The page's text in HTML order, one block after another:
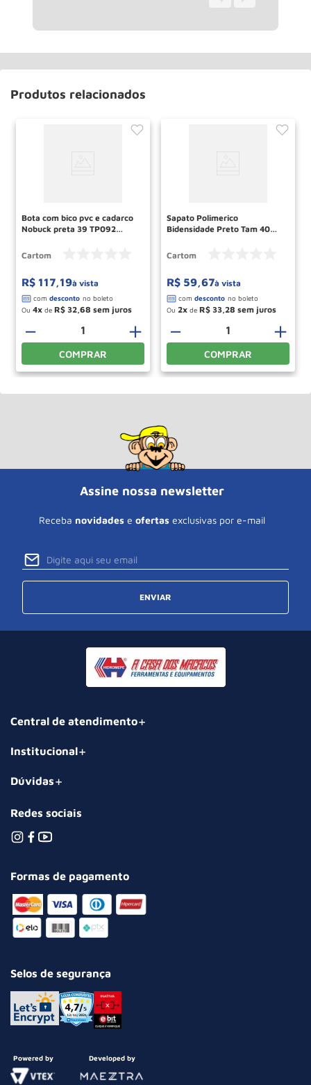
Produtos relacionados
Bota com bico pvc e cadarco
Nobuck preta 39 TP092
Cartom
R$ 117,19à vista
Ou 4 de R$ 32 68
＋
－
COMPRAR
Sapato Polimerico
Bidensidade Preto Tam 40
Cartom
R$ 59,67à vista
Ou 2 de R$ 33 28
＋
－
COMPRAR
Assine nossa newsletter
Receba novidades e ofertas exclusivas por e-mail
ENVIAR
Central de atendimento
Institucional
Dúvidas
Redes sociais
Formas de pagamento
Selos de segurança
Powered by Developed by